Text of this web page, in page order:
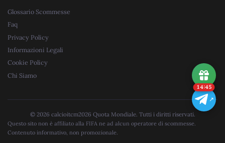
Glossario Scommesse
Faq
Privacy Policy
Informazioni Legali
Cookie Policy
Chi Siamo
© 2026 calcioitcm2026 Quota Mondiale. Tutti i diritti riservati.
Questo sito non è affiliato alla FIFA ne ad alcun operatore di scommesse.
Contenuto informativo, non promozionale.
14:44